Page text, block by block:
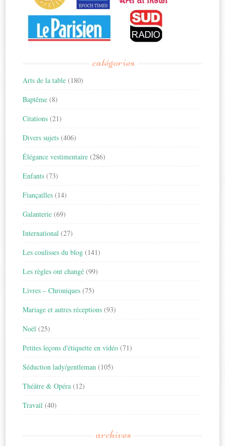
catégories
Arts de la table (180)
Baptême (8)
Citations (21)
Divers sujets (406)
Élégance vestimentaire (286)
Enfants (73)
Fiançailles (14)
Galanterie (69)
International (27)
Les coulisses du blog (141)
Les règles ont changé (99)
Livres – Chroniques (75)
Mariage et autres réceptions (93)
Noël (25)
Petites leçons d'étiquette en vidéo (71)
Séduction lady/gentleman (105)
Théâtre & Opéra (12)
Travail (40)
archives